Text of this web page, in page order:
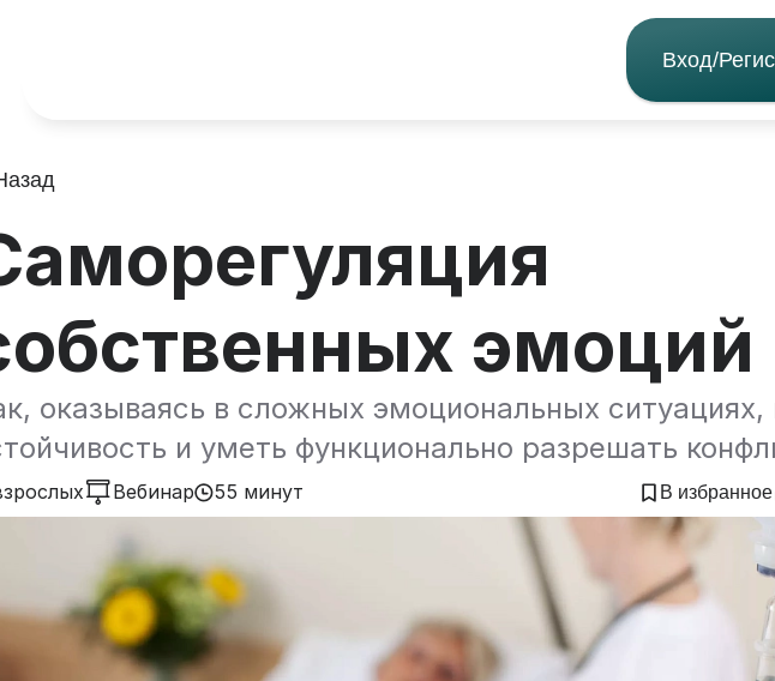
Вход/
эмоций
оказываясь в сложных эмоциональных ситуациях,
и уметь функционально разрешать
Вебинар 55 минут В избранное